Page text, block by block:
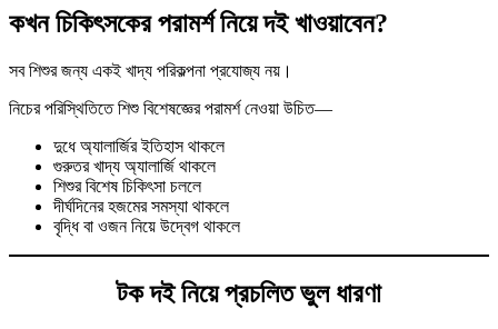
কখন চিকিৎসকের পরামর্শ নিয়ে দই খাওয়াবেন?
সব শিশুর জন্য একই খাদ্য পরিকল্পনা প্রযোজ্য নয়।
নিচের পরিস্থিতিতে শিশু বিশেষজ্ঞের পরামর্শ নেওয়া উচিত—
দুধে অ্যালার্জির ইতিহাস থাকলে
গুরুতর খাদ্য অ্যালার্জি থাকলে
শিশুর বিশেষ চিকিৎসা চললে
দীর্ঘদিনের হজমের সমস্যা থাকলে
বৃদ্ধি বা ওজন নিয়ে উদ্বেগ থাকলে
টক দই নিয়ে প্রচলিত ভুল ধারণা